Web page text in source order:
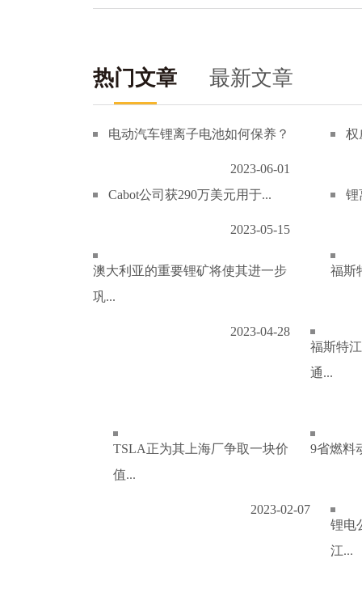
热门文章 最新文章
电动汽车锂离子电池如何保养？
2023-06-01
权
Cabot公司获290万美元用于...
2023-05-15
锂
澳大利亚的重要锂矿将使其进一步
巩...
2023-04-28
福斯
福斯特
通...
TSLA正为其上海厂争取一块价
值...
2023-02-07
9省燃料
锂电
江...